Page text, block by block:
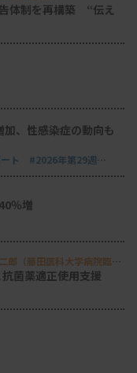
体制を再構築 “伝え
、性感染症の動向も
ート #2026年第29週
％増
（藤田医科大学病院臨床
菌薬適正使用支援